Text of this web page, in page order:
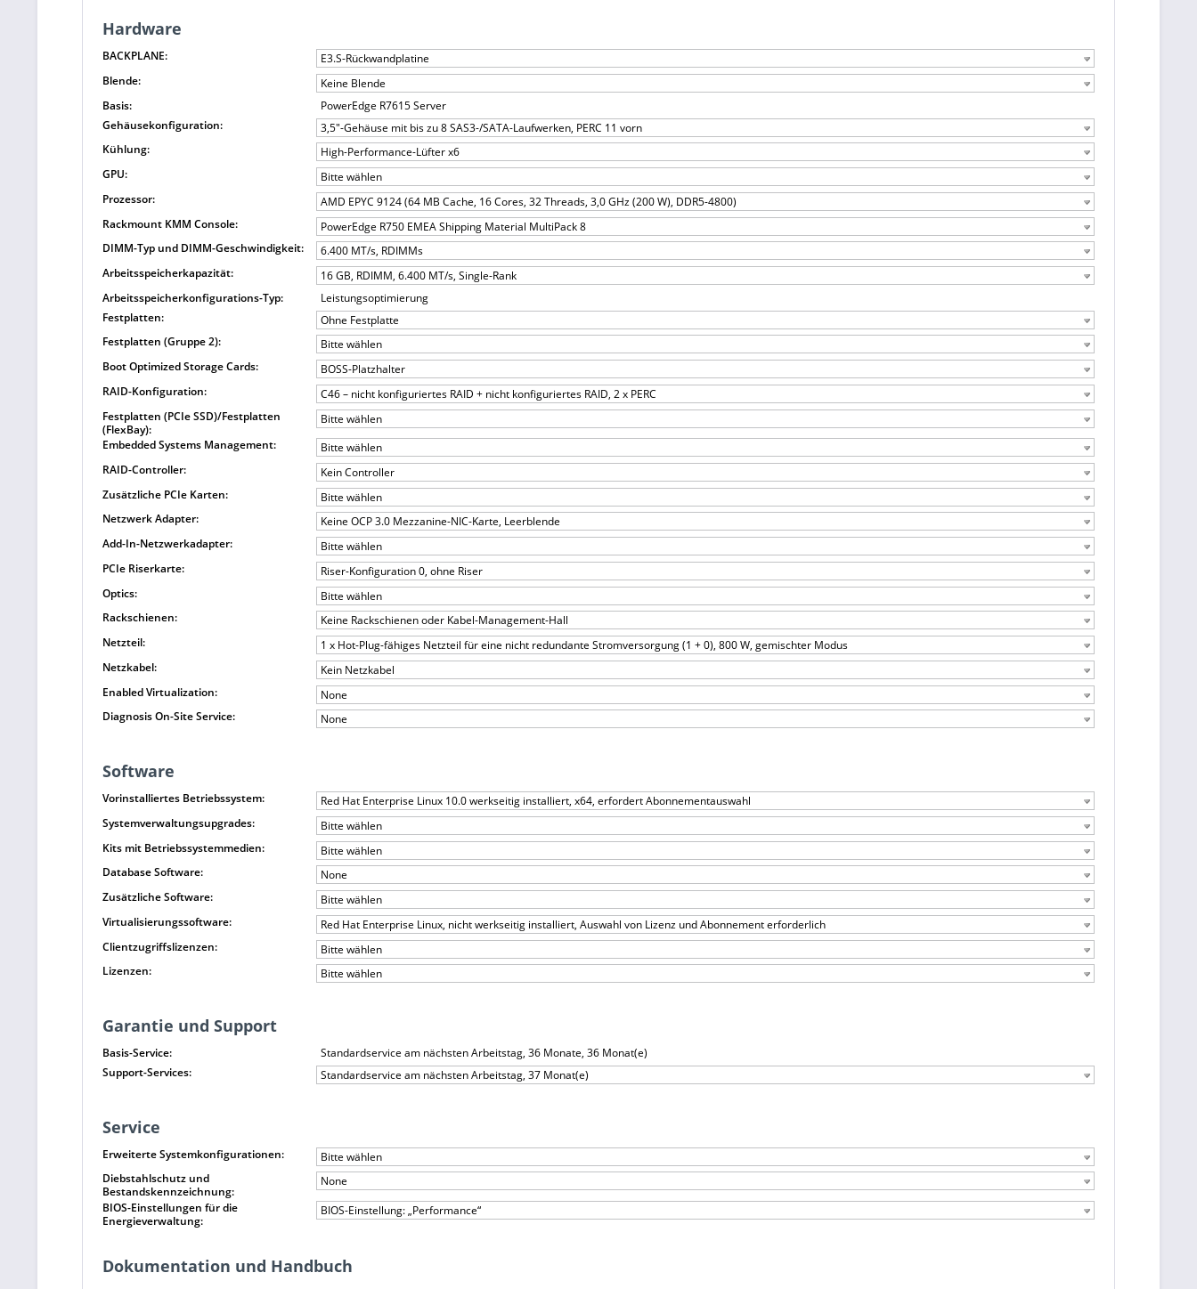
Hardware
BACKPLANE:
E3.S-Rückwandplatine
Blende:
Keine Blende
Basis:
PowerEdge R7615 Server
Gehäusekonfiguration:
3,5"-Gehäuse mit bis zu 8 SAS3-/SATA-Laufwerken, PERC 11 vorn
Kühlung:
High-Performance-Lüfter x6
GPU:
Bitte wählen
Prozessor:
AMD EPYC 9124 (64 MB Cache, 16 Cores, 32 Threads, 3,0 GHz (200 W), DDR5-4800)
Rackmount KMM Console:
PowerEdge R750 EMEA Shipping Material MultiPack 8
DIMM-Typ und DIMM-Geschwindigkeit:
6.400 MT/s, RDIMMs
Arbeitsspeicherkapazität:
16 GB, RDIMM, 6.400 MT/s, Single-Rank
Arbeitsspeicherkonfigurations-Typ:
Leistungsoptimierung
Festplatten:
Ohne Festplatte
Festplatten (Gruppe 2):
Bitte wählen
Boot Optimized Storage Cards:
BOSS-Platzhalter
RAID-Konfiguration:
C46 – nicht konfiguriertes RAID + nicht konfiguriertes RAID, 2 x PERC
Festplatten (PCIe SSD)/Festplatten
(FlexBay):
Bitte wählen
Embedded Systems Management:
Bitte wählen
RAID-Controller:
Kein Controller
Zusätzliche PCIe Karten:
Bitte wählen
Netzwerk Adapter:
Keine OCP 3.0 Mezzanine-NIC-Karte, Leerblende
Add-In-Netzwerkadapter:
Bitte wählen
PCIe Riserkarte:
Riser-Konfiguration 0, ohne Riser
Optics:
Bitte wählen
Rackschienen:
Keine Rackschienen oder Kabel-Management-Hall
Netzteil:
1 x Hot-Plug-fähiges Netzteil für eine nicht redundante Stromversorgung (1 + 0), 800 W, gemischter Modus
Netzkabel:
Kein Netzkabel
Enabled Virtualization:
None
Diagnosis On-Site Service:
None
Software
Vorinstalliertes Betriebssystem:
Red Hat Enterprise Linux 10.0 werkseitig installiert, x64, erfordert Abonnementauswahl
Systemverwaltungsupgrades:
Bitte wählen
Kits mit Betriebssystemmedien:
Bitte wählen
Database Software:
None
Zusätzliche Software:
Bitte wählen
Virtualisierungssoftware:
Red Hat Enterprise Linux, nicht werkseitig installiert, Auswahl von Lizenz und Abonnement erforderlich
Clientzugriffslizenzen:
Bitte wählen
Lizenzen:
Bitte wählen
Garantie und Support
Basis-Service:
Standardservice am nächsten Arbeitstag, 36 Monate, 36 Monat(e)
Support-Services:
Standardservice am nächsten Arbeitstag, 37 Monat(e)
Service
Erweiterte Systemkonfigurationen:
Bitte wählen
Diebstahlschutz und
Bestandskennzeichnung:
None
BIOS-Einstellungen für die
Energieverwaltung:
BIOS-Einstellung: „Performance“
Dokumentation und Handbuch